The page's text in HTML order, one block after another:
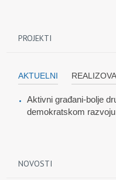
PROJEKTI
AKTUELNI
Aktivni građani-bolje
demokratskom razvoju
NOVOSTI